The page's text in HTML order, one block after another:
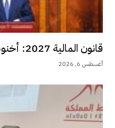
قانون المالية 2027: أخنوش يبقي على دعم...
أغسطس 6, 2026